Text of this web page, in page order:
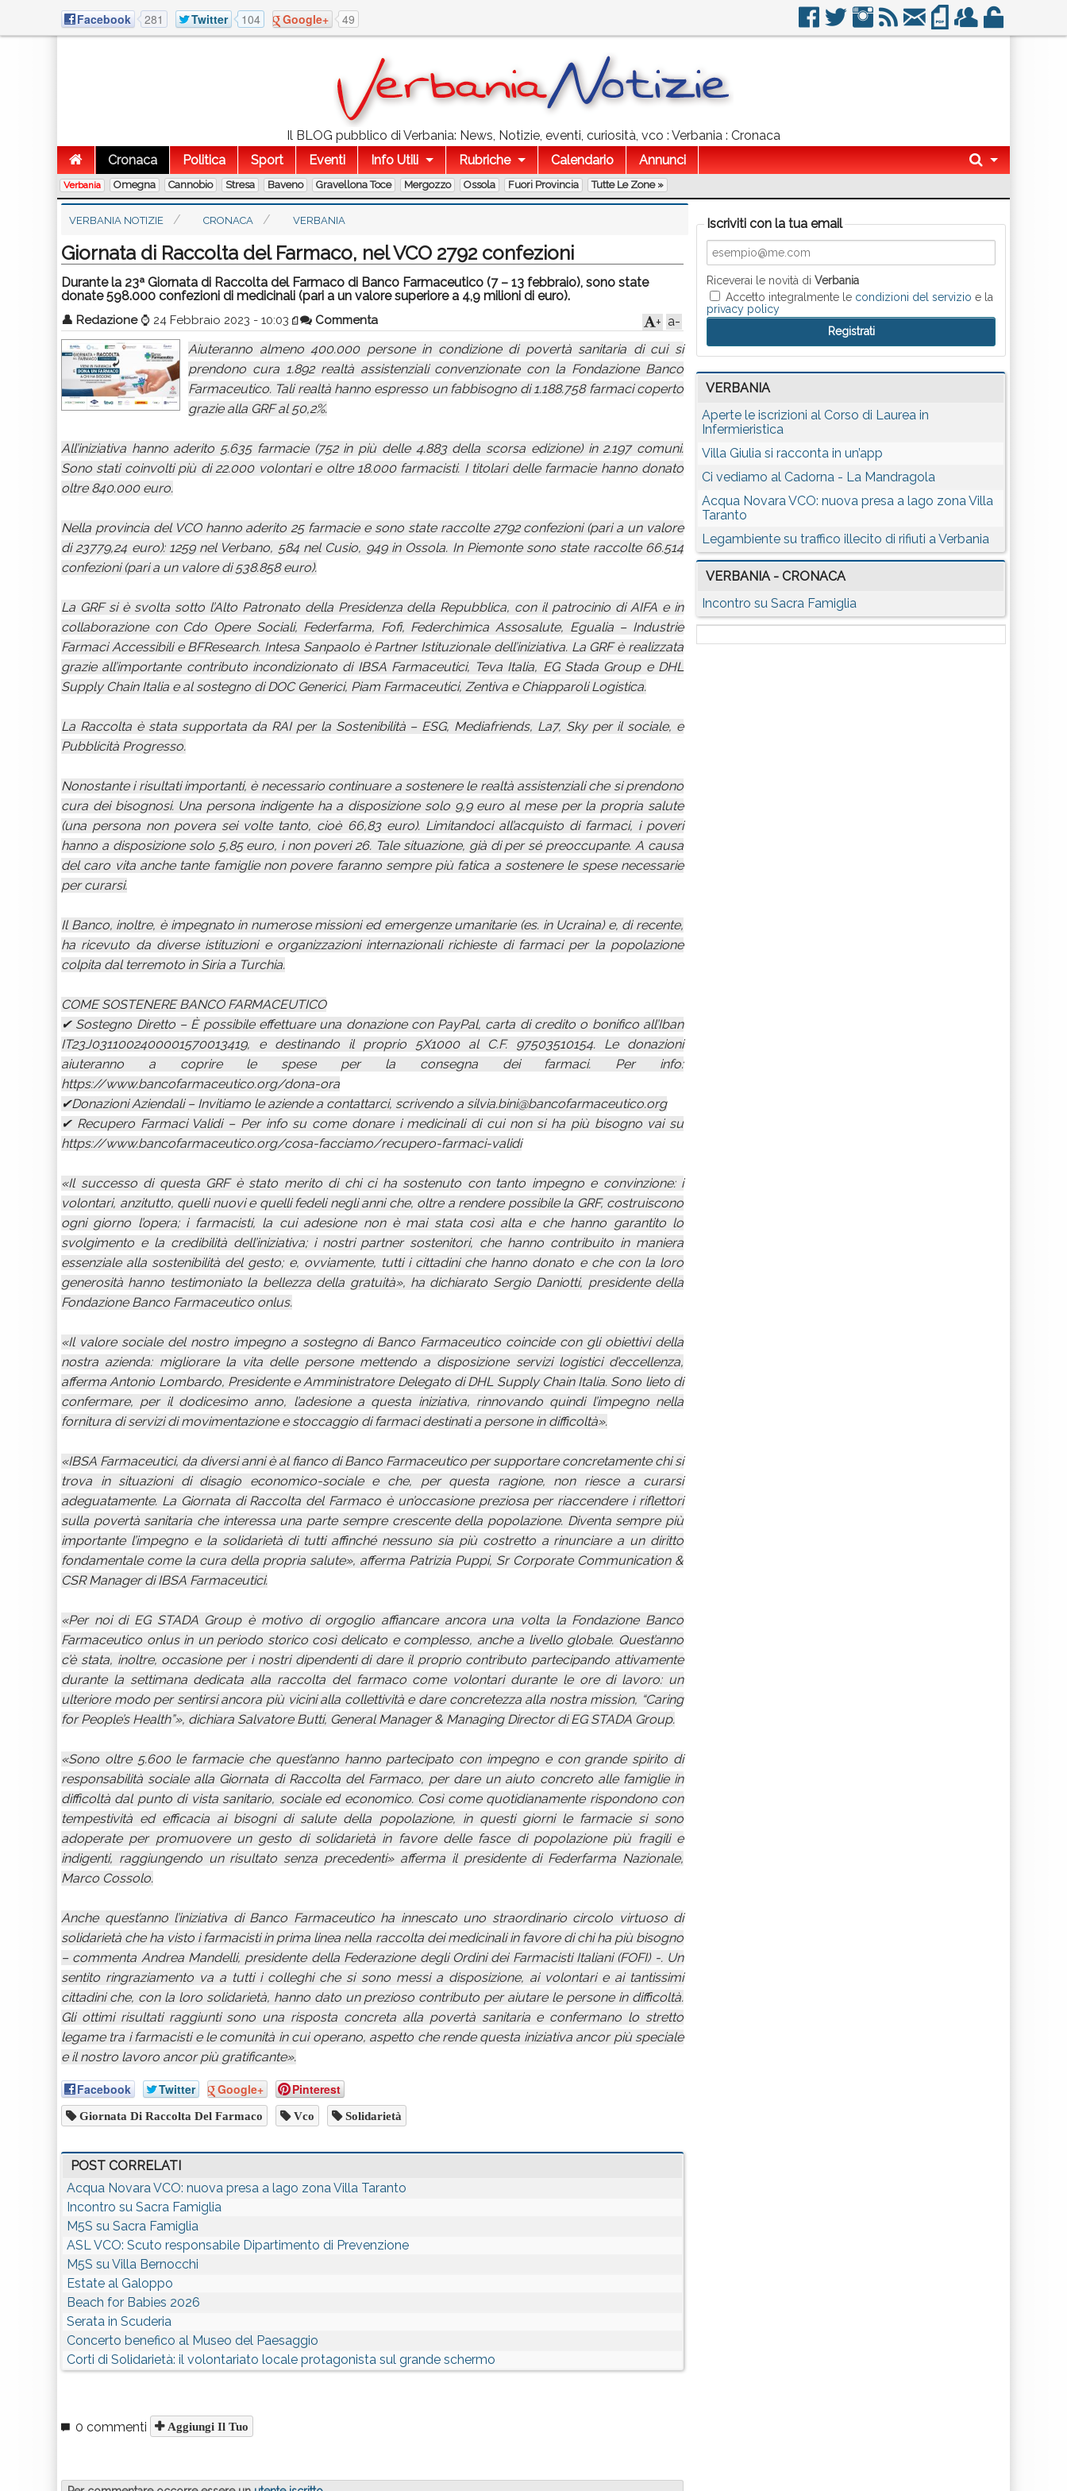
Facebook 281 Twitter 104 Google+ 49
Il BLOG pubblico di Verbania: News, Notizie, eventi, curiosità, vco : Verbania : Cronaca
Cronaca
Politica Sport Eventi Info Utili Rubriche Calendario Annunci
Verbania Omegna Cannobio Stresa Baveno Gravellona Toce Mergozzo Ossola Fuori Provincia Tutte Le Zone »
VERBANIA NOTIZIE CRONACA VERBANIA
Giornata di Raccolta del Farmaco, nel VCO 2792 confezioni
Durante la 23ª Giornata di Raccolta del Farmaco di Banco Farmaceutico (7 – 13 febbraio), sono state
donate 598.000 confezioni di medicinali (pari a un valore superiore a 4,9 milioni di euro).
👤 Redazione ⌚ 24 Febbraio 2023 - 10:03 Commenta a-
+
Aiuteranno almeno 400.000 persone in condizione di povertà sanitaria di cui si
prendono cura 1.892 realtà assistenziali convenzionate con la Fondazione Banco
Farmaceutico. Tali realtà hanno espresso un fabbisogno di 1.188.758 farmaci coperto
grazie alla GRF al 50,2%.
All’iniziativa hanno aderito 5.635 farmacie (752 in più delle 4.883 della scorsa edizione) in 2.197 comuni.
Sono stati coinvolti più di 22.000 volontari e oltre 18.000 farmacisti. I titolari delle farmacie hanno donato
oltre 840.000 euro.
Nella provincia del VCO hanno aderito 25 farmacie e sono state raccolte 2792 confezioni (pari a un valore
di 23779,24 euro): 1259 nel Verbano, 584 nel Cusio, 949 in Ossola. In Piemonte sono state raccolte 66.514
confezioni (pari a un valore di 538.858 euro).
La GRF si è svolta sotto l’Alto Patronato della Presidenza della Repubblica, con il patrocinio di AIFA e in
collaborazione con Cdo Opere Sociali, Federfarma, Fofi, Federchimica Assosalute, Egualia – Industrie
Farmaci Accessibili e BFResearch. Intesa Sanpaolo è Partner Istituzionale dell’iniziativa. La GRF è realizzata
grazie all’importante contributo incondizionato di IBSA Farmaceutici, Teva Italia, EG Stada Group e DHL
Supply Chain Italia e al sostegno di DOC Generici, Piam Farmaceutici, Zentiva e Chiapparoli Logistica.
La Raccolta è stata supportata da RAI per la Sostenibilità – ESG, Mediafriends, La7, Sky per il sociale, e
Pubblicità Progresso.
Nonostante i risultati importanti, è necessario continuare a sostenere le realtà assistenziali che si prendono
cura dei bisognosi. Una persona indigente ha a disposizione solo 9,9 euro al mese per la propria salute
(una persona non povera sei volte tanto, cioè 66,83 euro). Limitandoci all’acquisto di farmaci, i poveri
hanno a disposizione solo 5,85 euro, i non poveri 26. Tale situazione, già di per sé preoccupante. A causa
del caro vita anche tante famiglie non povere faranno sempre più fatica a sostenere le spese necessarie
per curarsi.
Il Banco, inoltre, è impegnato in numerose missioni ed emergenze umanitarie (es. in Ucraina) e, di recente,
ha ricevuto da diverse istituzioni e organizzazioni internazionali richieste di farmaci per la popolazione
colpita dal terremoto in Siria a Turchia.
COME SOSTENERE BANCO FARMACEUTICO
✔ Sostegno Diretto – È possibile effettuare una donazione con PayPal, carta di credito o bonifico all’Iban
IT23J0311002400001570013419, e destinando il proprio 5X1000 al C.F. 97503510154. Le donazioni
aiuteranno a coprire le spese per la consegna dei farmaci. Per info:
https://www.bancofarmaceutico.org/dona-ora
✔Donazioni Aziendali – Invitiamo le aziende a contattarci, scrivendo a silvia.bini@bancofarmaceutico.org
✔ Recupero Farmaci Validi – Per info su come donare i medicinali di cui non si ha più bisogno vai su
https://www.bancofarmaceutico.org/cosa-facciamo/recupero-farmaci-validi
«Il successo di questa GRF è stato merito di chi ci ha sostenuto con tanto impegno e convinzione: i
volontari, anzitutto, quelli nuovi e quelli fedeli negli anni che, oltre a rendere possibile la GRF, costruiscono
ogni giorno l’opera; i farmacisti, la cui adesione non è mai stata così alta e che hanno garantito lo
svolgimento e la credibilità dell’iniziativa; i nostri partner sostenitori, che hanno contribuito in maniera
essenziale alla sostenibilità del gesto; e, ovviamente, tutti i cittadini che hanno donato e che con la loro
generosità hanno testimoniato la bellezza della gratuità», ha dichiarato Sergio Daniotti, presidente della
Fondazione Banco Farmaceutico onlus.
«Il valore sociale del nostro impegno a sostegno di Banco Farmaceutico coincide con gli obiettivi della
nostra azienda: migliorare la vita delle persone mettendo a disposizione servizi logistici d’eccellenza,
afferma Antonio Lombardo, Presidente e Amministratore Delegato di DHL Supply Chain Italia. Sono lieto di
confermare, per il dodicesimo anno, l’adesione a questa iniziativa, rinnovando quindi l’impegno nella
fornitura di servizi di movimentazione e stoccaggio di farmaci destinati a persone in difficoltà».
«IBSA Farmaceutici, da diversi anni è al fianco di Banco Farmaceutico per supportare concretamente chi si
trova in situazioni di disagio economico-sociale e che, per questa ragione, non riesce a curarsi
adeguatamente. La Giornata di Raccolta del Farmaco è un’occasione preziosa per riaccendere i riflettori
sulla povertà sanitaria che interessa una parte sempre crescente della popolazione. Diventa sempre più
importante l’impegno e la solidarietà di tutti affinché nessuno sia più costretto a rinunciare a un diritto
fondamentale come la cura della propria salute», afferma Patrizia Puppi, Sr Corporate Communication &
CSR Manager di IBSA Farmaceutici.
«Per noi di EG STADA Group è motivo di orgoglio affiancare ancora una volta la Fondazione Banco
Farmaceutico onlus in un periodo storico così delicato e complesso, anche a livello globale. Quest’anno
c’è stata, inoltre, occasione per i nostri dipendenti di dare il proprio contributo partecipando attivamente
durante la settimana dedicata alla raccolta del farmaco come volontari durante le ore di lavoro: un
ulteriore modo per sentirsi ancora più vicini alla collettività e dare concretezza alla nostra mission, “Caring
for People’s Health”», dichiara Salvatore Butti, General Manager & Managing Director di EG STADA Group.
«Sono oltre 5.600 le farmacie che quest’anno hanno partecipato con impegno e con grande spirito di
responsabilità sociale alla Giornata di Raccolta del Farmaco, per dare un aiuto concreto alle famiglie in
difficoltà dal punto di vista sanitario, sociale ed economico. Così come quotidianamente rispondono con
tempestività ed efficacia ai bisogni di salute della popolazione, in questi giorni le farmacie si sono
adoperate per promuovere un gesto di solidarietà in favore delle fasce di popolazione più fragili e
indigenti, raggiungendo un risultato senza precedenti» afferma il presidente di Federfarma Nazionale,
Marco Cossolo.
Anche quest’anno l’iniziativa di Banco Farmaceutico ha innescato uno straordinario circolo virtuoso di
solidarietà che ha visto i farmacisti in prima linea nella raccolta dei medicinali in favore di chi ha più bisogno
– commenta Andrea Mandelli, presidente della Federazione degli Ordini dei Farmacisti Italiani (FOFI) -. Un
sentito ringraziamento va a tutti i colleghi che si sono messi a disposizione, ai volontari e ai tantissimi
cittadini che, con la loro solidarietà, hanno dato un prezioso contributo per aiutare le persone in difficoltà.
Gli ottimi risultati raggiunti sono una risposta concreta alla povertà sanitaria e confermano lo stretto
legame tra i farmacisti e le comunità in cui operano, aspetto che rende questa iniziativa ancor più speciale
e il nostro lavoro ancor più gratificante».
Facebook Twitter Google+ Pinterest
Giornata Di Raccolta Del Farmaco Vco Solidarietà
POST CORRELATI
Acqua Novara VCO: nuova presa a lago zona Villa Taranto
Incontro su Sacra Famiglia
M5S su Sacra Famiglia
ASL VCO: Scuto responsabile Dipartimento di Prevenzione
M5S su Villa Bernocchi
Estate al Galoppo
Beach for Babies 2026
Serata in Scuderia
Concerto benefico al Museo del Paesaggio
Corti di Solidarietà: il volontariato locale protagonista sul grande schermo
0 commenti Aggiungi Il Tuo
Iscriviti con la tua email
Riceverai le novità diVerbania
Accetto integralmente le condizioni del servizio e la
privacy policy
VERBANIA
Aperte le iscrizioni al Corso di Laurea in
Infermieristica
Villa Giulia si racconta in un’app
Ci vediamo al Cadorna - La Mandragola
Acqua Novara VCO: nuova presa a lago zona Villa
Taranto
Legambiente su traffico illecito di rifiuti a Verbania
VERBANIA - CRONACA
Incontro su Sacra Famiglia